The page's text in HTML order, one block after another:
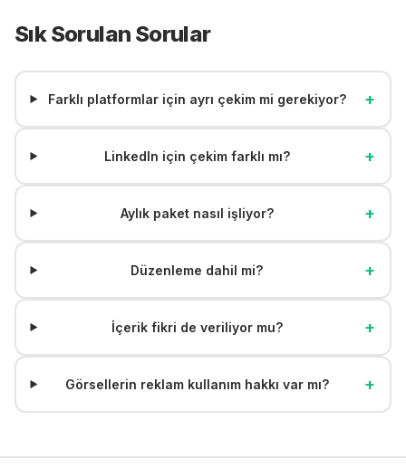
Sık Sorulan Sorular
Farklı platformlar için ayrı çekim mi gerekiyor? +
LinkedIn için çekim farklı mı? +
Aylık paket nasıl işliyor? +
Düzenleme dahil mi? +
İçerik fikri de veriliyor mu? +
Görsellerin reklam kullanım hakkı var mı? +